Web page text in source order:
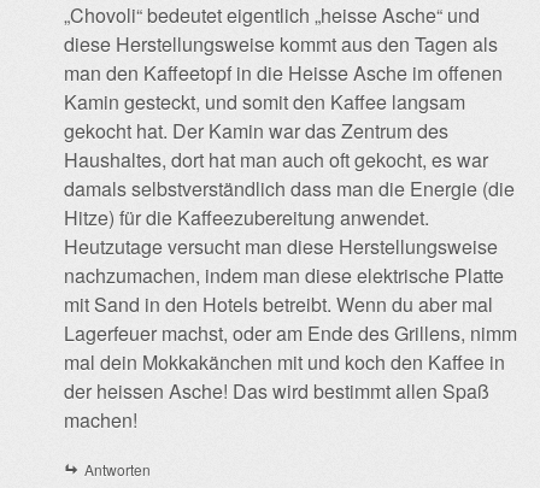
„Chovoli“ bedeutet eigentlich „heisse Asche“ und
diese Herstellungsweise kommt aus den Tagen als
man den Kaffeetopf in die Heisse Asche im offenen
Kamin gesteckt, und somit den Kaffee langsam
gekocht hat. Der Kamin war das Zentrum des
Haushaltes, dort hat man auch oft gekocht, es war
damals selbstverständlich dass man die Energie (die
Hitze) für die Kaffeezubereitung anwendet.
Heutzutage versucht man diese Herstellungsweise
nachzumachen, indem man diese elektrische Platte
mit Sand in den Hotels betreibt. Wenn du aber mal
Lagerfeuer machst, oder am Ende des Grillens, nimm
mal dein Mokkakänchen mit und koch den Kaffee in
der heissen Asche! Das wird bestimmt allen Spaß
machen!
Antworten